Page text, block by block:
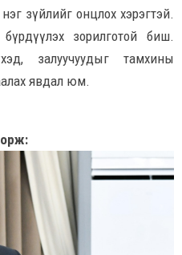
зүйлийг онцлох хэрэгтэй.
зорилготой биш.
залуучуудыг тамхины
явдал юм.